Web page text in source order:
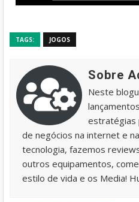
TAGS: JOGOS
Sobre
Neste
estratégias
de negócios na internet e
tecnologia, fazemos
outros equipamentos,
estilo de vida e os Media!